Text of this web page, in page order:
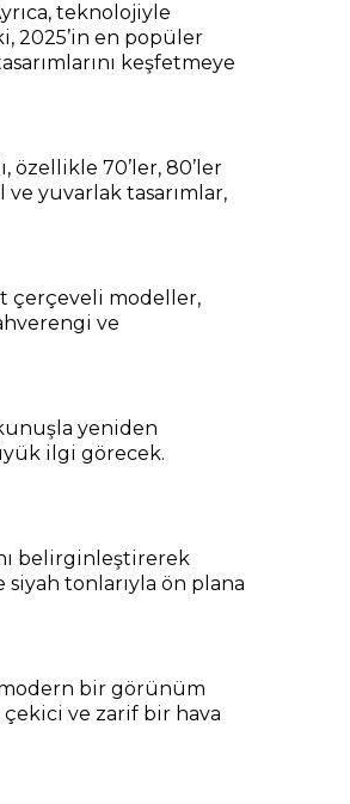
teknolojiyle
2025’in en popüler
keşfetmeye
özellikle 70’ler, 80’ler
yuvarlak tasarımlar,
çerçeveli modeller,
ve
yeniden
ilgi görecek.
belirginleştirerek
tonlarıyla ön plana
bir görünüm
ve zarif bir hava